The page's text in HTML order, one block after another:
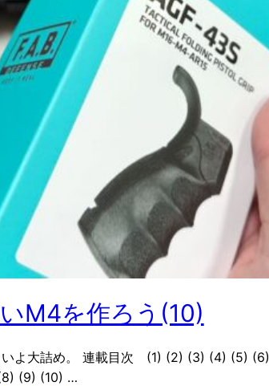
M4を作ろう(10)
いよ大詰め。 連載目次 (1) (2) (3) (4) (5) (6)
(9) (10) …